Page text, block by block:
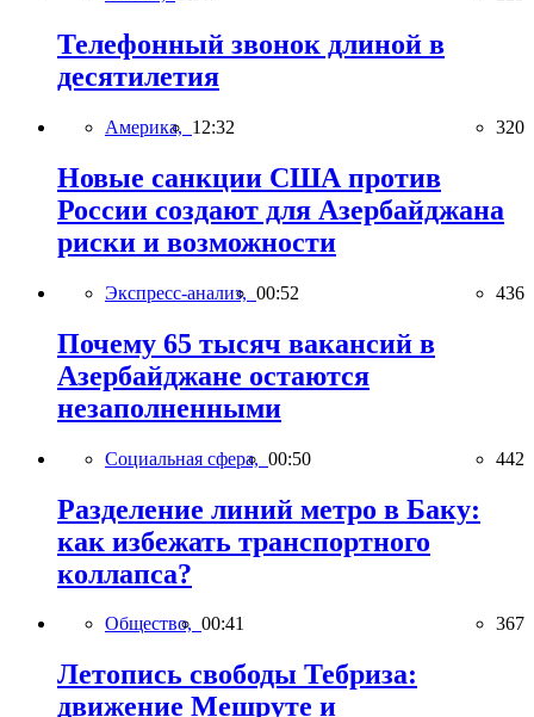
Телефонный звонок длиной в
десятилетия
Америка, 12:32 320
Новые санкции США против
России создают для Азербайджана
риски и возможности
Экспресс-анализ, 00:52 436
Почему 65 тысяч вакансий в
Азербайджане остаются
незаполненными
Социальная сфера, 00:50 442
Разделение линий метро в Баку:
как избежать транспортного
коллапса?
Общество, 00:41 367
Летопись свободы Тебриза:
движение Мешруте и